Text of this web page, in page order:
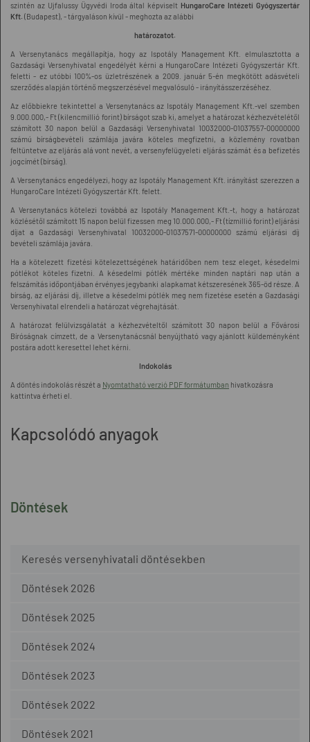
Döntések
Keresés versenyhivatali döntésekben
Döntések 2026
Döntések 2025
Döntések 2024
Döntések 2023
Döntések 2022
Döntések 2021
szintén az Ujfalussy Ügyvédi Iroda által képviselt HungaroCare Intézeti Gyógyszertár
Kft. (Budapest), - tárgyaláson kívül - meghozta az alábbi
határozatot.
A Versenytanács megállapítja, hogy az Ispotály Management Kft. elmulasztotta a
Gazdasági Versenyhivatal engedélyét kérni a HungaroCare Intézeti Gyógyszertár Kft.
feletti - ez utóbbi 100%-os üzletrészének a 2009. január 5-én megkötött adásvételi
szerződés alapján történő megszerzésével megvalósuló - irányításszerzéséhez.
Az előbbiekre tekintettel a Versenytanács az Ispotály Management Kft.-vel szemben
9.000.000,- Ft (kilencmillió forint) bírságot szab ki, amelyet a határozat kézhezvételétől
számított 30 napon belül a Gazdasági Versenyhivatal 10032000-01037557-00000000
számú bírságbevételi számlája javára köteles megfizetni, a közlemény rovatban
feltüntetve az eljárás alá vont nevét, a versenyfelügyeleti eljárás számát és a befizetés
jogcímét (bírság).
A Versenytanács engedélyezi, hogy az Ispotály Management Kft. irányítást szerezzen a
HungaroCare Intézeti Gyógyszertár Kft. felett.
A Versenytanács kötelezi továbbá az Ispotály Management Kft.-t, hogy a határozat
közlésétől számított 15 napon belül fizessen meg 10.000.000,- Ft (tízmillió forint) eljárási
díjat a Gazdasági Versenyhivatal 10032000-01037571-00000000 számú eljárási díj
bevételi számlája javára.
Ha a kötelezett fizetési kötelezettségének határidőben nem tesz eleget, késedelmi
pótlékot köteles fizetni. A késedelmi pótlék mértéke minden naptári nap után a
felszámítás időpontjában érvényes jegybanki alapkamat kétszeresének 365-öd része. A
bírság, az eljárási díj, illetve a késedelmi pótlék meg nem fizetése esetén a Gazdasági
Versenyhivatal elrendeli a határozat végrehajtását.
A határozat felülvizsgálatát a kézhezvételtől számított 30 napon belül a Fővárosi
Bíróságnak címzett, de a Versenytanácsnál benyújtható vagy ajánlott küldeményként
postára adott keresettel lehet kérni.
Indokolás
A döntés indokolás részét a Nyomtatható verzió PDF formátumban hivatkozásra
kattintva érheti el.
Kapcsolódó anyagok